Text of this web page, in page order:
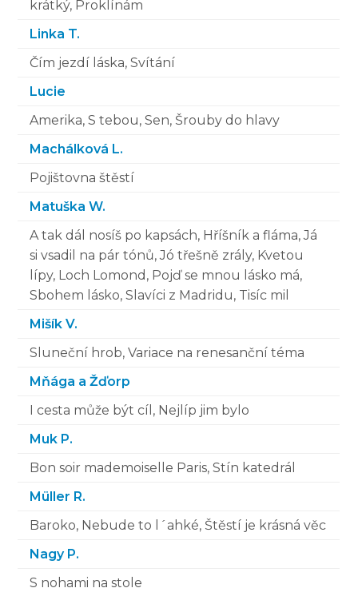
krátký, Proklínám
Linka T.
Čím jezdí láska, Svítání
Lucie
Amerika, S tebou, Sen, Šrouby do hlavy
Machálková L.
Pojištovna štěstí
Matuška W.
A tak dál nosíš po kapsách, Hříšník a fláma, Já
si vsadil na pár tónů, Jó třešně zrály, Kvetou
lípy, Loch Lomond, Pojď se mnou lásko má,
Sbohem lásko, Slavíci z Madridu, Tisíc mil
Mišík V.
Sluneční hrob, Variace na renesanční téma
Mňága a Žďorp
I cesta může být cíl, Nejlíp jim bylo
Muk P.
Bon soir mademoiselle Paris, Stín katedrál
Müller R.
Baroko, Nebude to l´ahké, Štěstí je krásná věc
Nagy P.
S nohami na stole